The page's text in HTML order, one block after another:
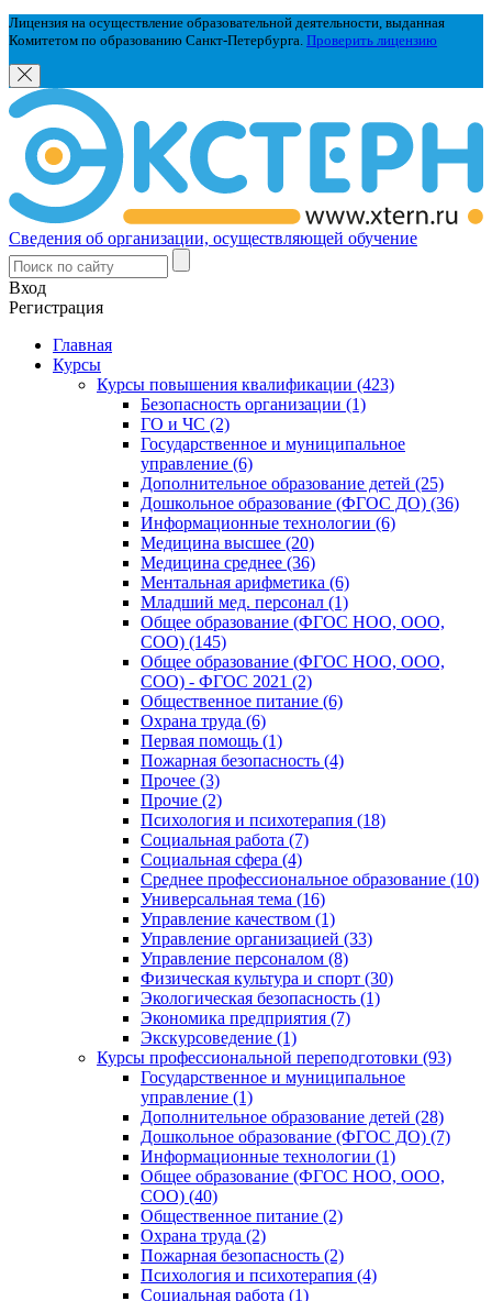
Лицензия на осуществление образовательной деятельности, выданная
Комитетом по образованию Санкт-Петербурга. Проверить лицензию
Сведения об организации, осуществляющей обучение
Вход
Регистрация
Главная
Курсы
Курсы повышения квалификации (423)
Безопасность организации (1)
ГО и ЧС (2)
Государственное и муниципальное
управление (6)
Дополнительное образование детей (25)
Дошкольное образование (ФГОС ДО) (36)
Информационные технологии (6)
Медицина высшее (20)
Медицина среднее (36)
Ментальная арифметика (6)
Младший мед. персонал (1)
Общее образование (ФГОС НОО, ООО,
СОО) (145)
Общее образование (ФГОС НОО, ООО,
СОО) - ФГОС 2021 (2)
Общественное питание (6)
Охрана труда (6)
Первая помощь (1)
Пожарная безопасность (4)
Прочее (3)
Прочие (2)
Психология и психотерапия (18)
Социальная работа (7)
Социальная сфера (4)
Среднее профессиональное образование (10)
Универсальная тема (16)
Управление качеством (1)
Управление организацией (33)
Управление персоналом (8)
Физическая культура и спорт (30)
Экологическая безопасность (1)
Экономика предприятия (7)
Экскурсоведение (1)
Курсы профессиональной переподготовки (93)
Государственное и муниципальное
управление (1)
Дополнительное образование детей (28)
Дошкольное образование (ФГОС ДО) (7)
Информационные технологии (1)
Общее образование (ФГОС НОО, ООО,
СОО) (40)
Общественное питание (2)
Охрана труда (2)
Пожарная безопасность (2)
Психология и психотерапия (4)
Социальная работа (1)